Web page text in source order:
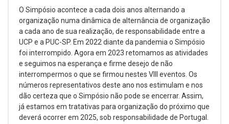
O Simpósio acontece a cada dois anos alternando a
organização numa dinâmica de alternância de organização
a cada ano de sua realização, de responsabilidade entre a
UCP e a PUC-SP. Em 2022 diante da pandemia o Simpósio
foi interrompido. Agora em 2023 retomamos as atividades
e seguimos na esperança e firme desejo de não
interrompermos o que se firmou nestes VIII eventos. Os
números representativos deste ano nos estimulam e nos
dão certeza que o Simpósio não pode se encerrar. Assim,
já estamos em tratativas para organização do próximo que
deverá ocorrer em 2025, sob responsabilidade de Portugal.